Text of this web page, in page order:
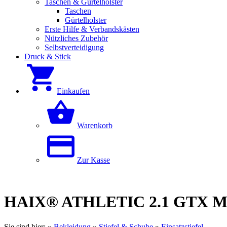
Taschen & Gürtelholster
Taschen
Gürtelholster
Erste Hilfe & Verbandskästen
Nützliches Zubehör
Selbstverteidigung
Druck & Stick
Einkaufen
Warenkorb
Zur Kasse
HAIX® ATHLETIC 2.1 GTX